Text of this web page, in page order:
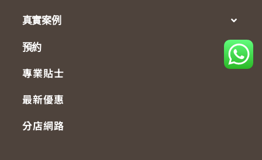
真實案例
預約
專業貼士
最新優惠
分店網路